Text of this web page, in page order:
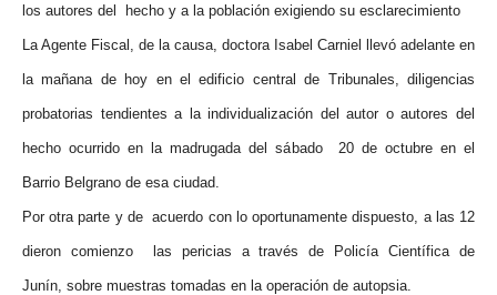
los autores del hecho y a la población exigiendo su esclarecimiento
La Agente Fiscal, de la causa, doctora Isabel Carniel llevó adelante en
la mañana de hoy en el edificio central de Tribunales, diligencias
probatorias tendientes a la individualización del autor o autores del
hecho ocurrido en la madrugada del sábado 20 de octubre en el
Barrio Belgrano de esa ciudad.
Por otra parte y de acuerdo con lo oportunamente dispuesto, a las 12
dieron comienzo las pericias a través de Policía Científica de
Junín, sobre muestras tomadas en la operación de autopsia.